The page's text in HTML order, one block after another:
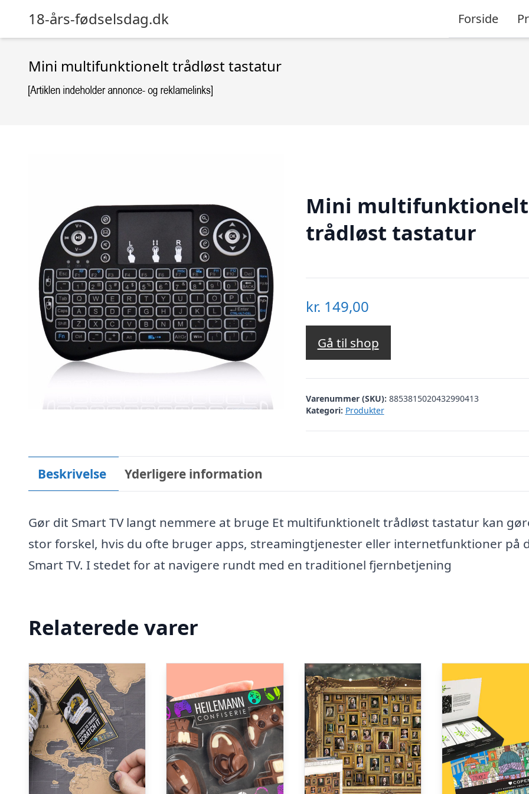
18-års-fødselsdag.dk Forside
Mini multifunktionelt trådløst tastatur
Mini multifunktionelt
trådløst tastatur
kr. 149,00
Gå til shop
Varenummer (SKU): 8853815020432990413
Kategori: Produkter
Beskrivelse Yderligere information
Gør dit Smart TV langt nemmere at bruge Et multifunktionelt trådløst tastatur kan
stor forskel, hvis du ofte bruger apps, streamingtjenester eller internetfunktioner på
Smart TV. I stedet for at navigere rundt med en traditionel fjernbetjening
Relaterede varer